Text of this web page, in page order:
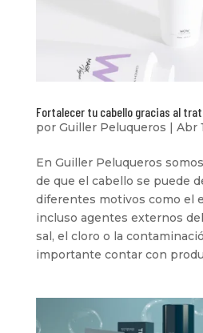
Fortalecer tu cabello gracias al
por Guiller Peluqueros | Abr
En Guiller Peluqueros
de que el cabello se puede
diferentes motivos como el
incluso agentes externos
sal, el cloro o la
importante contar con